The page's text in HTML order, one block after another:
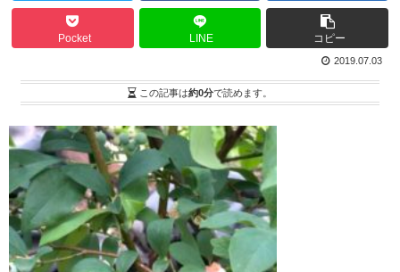
Pocket LINE コピー
2019.07.03
この記事は約0分で読めます。